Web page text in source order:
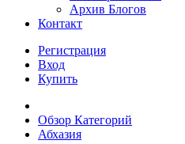
Архив Блогов
Контакт
Регистрация
Вход
Купить
Обзор Категорий
Абхазия